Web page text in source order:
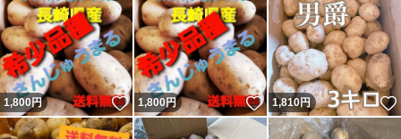
1,800 円 いいね！
1,800 円 いいね！
1,810円